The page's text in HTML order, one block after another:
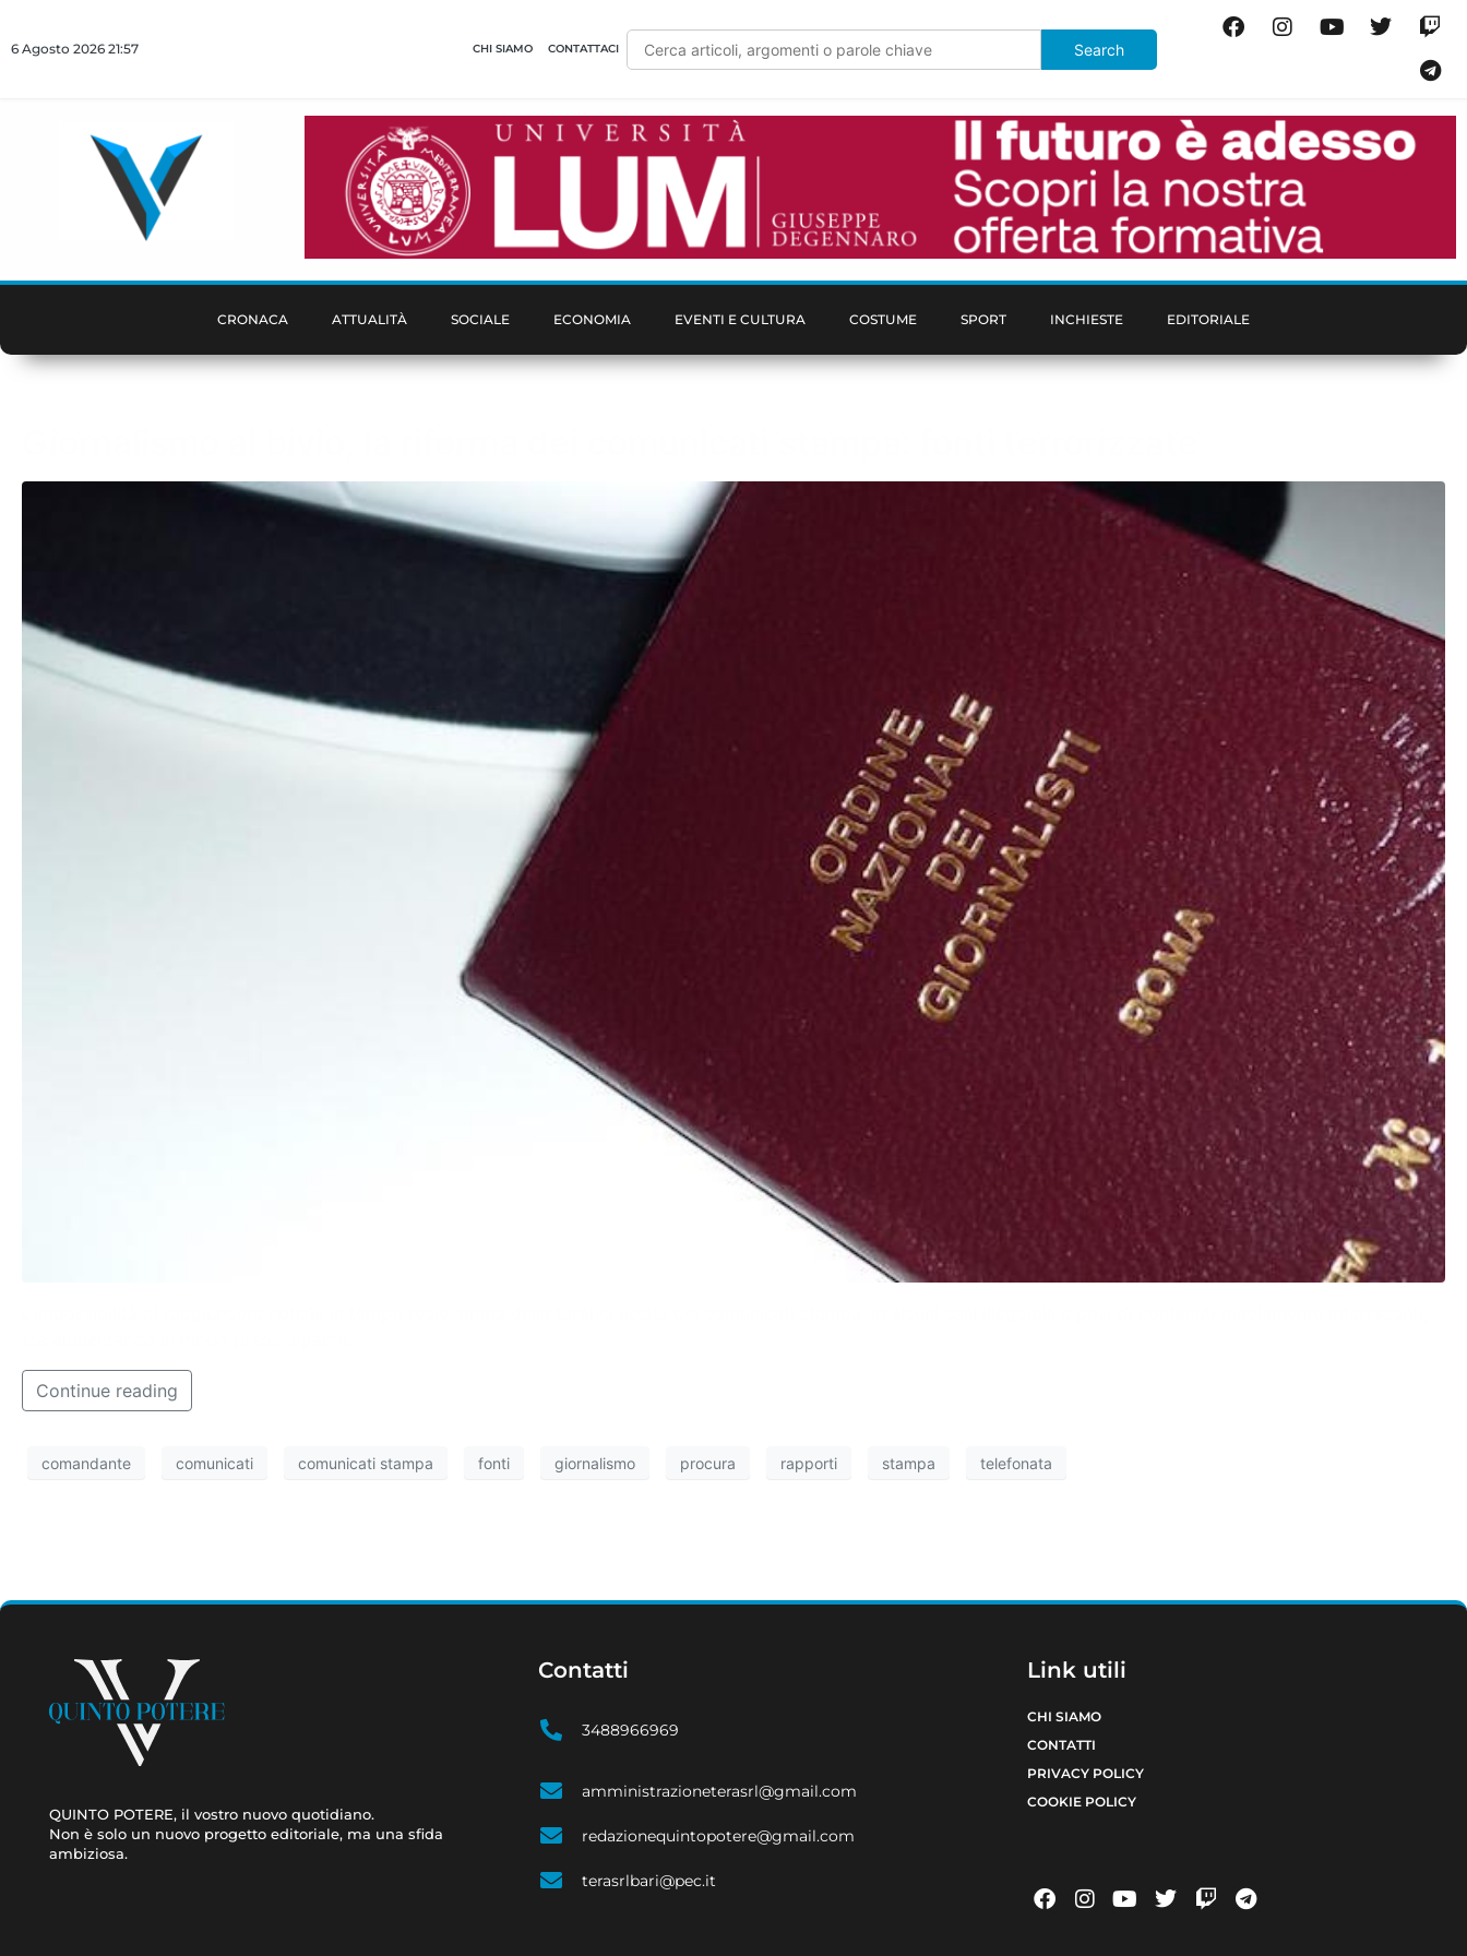
6 Agosto 2026 21:57 CHI SIAMO CONTATTACI
CRONACA ATTUALITÀ SOCIALE ECONOMIA EVENTI E CULTURA COSTUME SPORT INCHIESTE EDITORIALE
Continue reading
comandante comunicati comunicati stampa fonti giornalismo procura rapporti stampa telefonata
QUINTO POTERE, il vostro nuovo quotidiano.
Non è solo un nuovo progetto editoriale, ma una sfida
ambiziosa.
Contatti
3488966969
amministrazioneterasrl@gmail.com
redazionequintopotere@gmail.com
terasrlbari@pec.it
Link utili
CHI SIAMO
CONTATTI
PRIVACY POLICY
COOKIE POLICY